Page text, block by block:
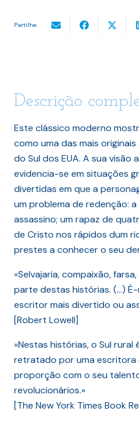
Partilhe:
Descrição
Este clássico moderno
como uma das mais
do Sul dos EUA. A sua visão
evidencia-se em situações
divertidas em que a
um problema de redenção:
assassino; um rapaz de
de Cristo nos rápidos dum
prestes a conhecer o seu
«Selvajaria, compaixão,
parte destas histórias. (…) É-
escritor mais divertido ou
[Robert Lowell]
«Nestas histórias, o Sul rural
retratado por uma escritora
proporção com o seu
revolucionários.»
[The New York Times Book